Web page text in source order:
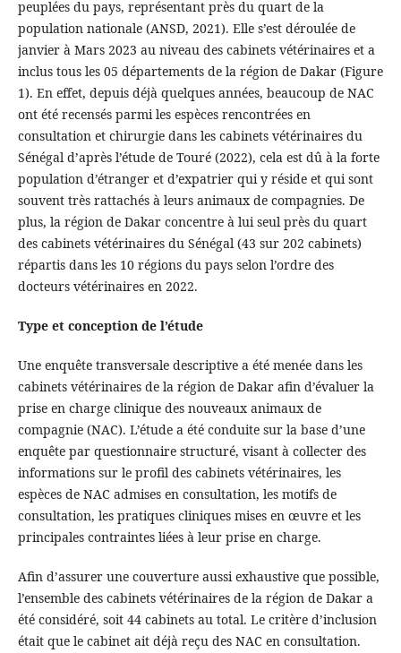
peuplées du pays, représentant près du quart de la
population nationale (ANSD, 2021). Elle s’est déroulée de
janvier à Mars 2023 au niveau des cabinets vétérinaires et a
inclus tous les 05 départements de la région de Dakar (Figure
1). En effet, depuis déjà quelques années, beaucoup de NAC
ont été recensés parmi les espèces rencontrées en
consultation et chirurgie dans les cabinets vétérinaires du
Sénégal d’après l’étude de Touré (2022), cela est dû à la forte
population d’étranger et d’expatrier qui y réside et qui sont
souvent très rattachés à leurs animaux de compagnies. De
plus, la région de Dakar concentre à lui seul près du quart
des cabinets vétérinaires du Sénégal (43 sur 202 cabinets)
répartis dans les 10 régions du pays selon l’ordre des
docteurs vétérinaires en 2022.
Type et conception de l’étude
Une enquête transversale descriptive a été menée dans les
cabinets vétérinaires de la région de Dakar afin d’évaluer la
prise en charge clinique des nouveaux animaux de
compagnie (NAC). L’étude a été conduite sur la base d’une
enquête par questionnaire structuré, visant à collecter des
informations sur le profil des cabinets vétérinaires, les
espèces de NAC admises en consultation, les motifs de
consultation, les pratiques cliniques mises en œuvre et les
principales contraintes liées à leur prise en charge.
Afin d’assurer une couverture aussi exhaustive que possible,
l’ensemble des cabinets vétérinaires de la région de Dakar a
été considéré, soit 44 cabinets au total. Le critère d’inclusion
était que le cabinet ait déjà reçu des NAC en consultation.